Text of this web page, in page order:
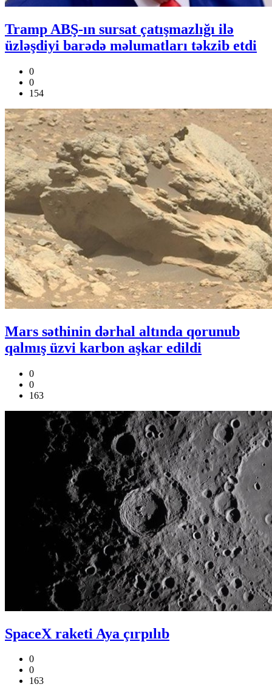
Tramp ABŞ-ın sursat çatışmazlığı ilə
üzləşdiyi barədə məlumatları təkzib etdi
0
0
154
Mars səthinin dərhal altında qorunub
qalmış üzvi karbon aşkar edildi
0
0
163
SpaceX raketi Aya çırpılıb
0
0
163